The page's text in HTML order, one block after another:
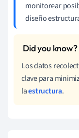
monitorear
diseño
Los datos
clave para
laestructura.